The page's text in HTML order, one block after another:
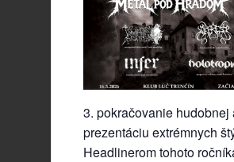
3. pokračovanie hudobnej
prezentáciu extrémnych
Headlinerom tohoto